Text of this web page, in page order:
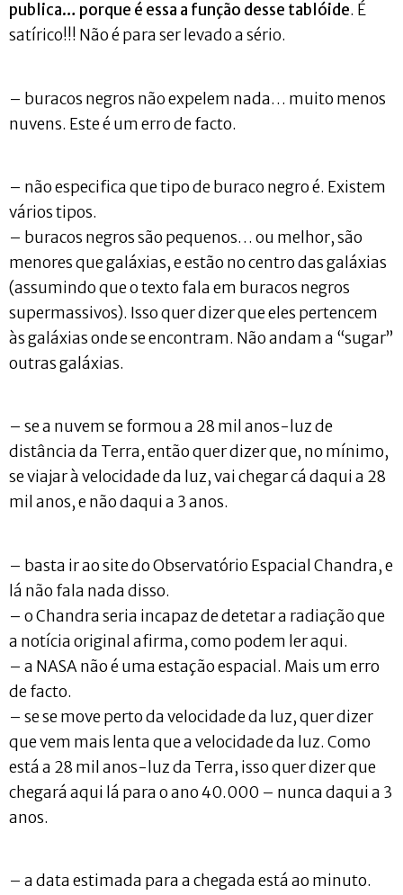
publica… porque é essa a função desse tablóide. É
satírico!!! Não é para ser levado a sério.
– buracos negros não expelem nada… muito menos
nuvens. Este é um erro de facto.
– não especifica que tipo de buraco negro é. Existem
vários tipos.
– buracos negros são pequenos… ou melhor, são
menores que galáxias, e estão no centro das galáxias
(assumindo que o texto fala em buracos negros
supermassivos). Isso quer dizer que eles pertencem
às galáxias onde se encontram. Não andam a “sugar”
outras galáxias.
– se a nuvem se formou a 28 mil anos-luz de
distância da Terra, então quer dizer que, no mínimo,
se viajar à velocidade da luz, vai chegar cá daqui a 28
mil anos, e não daqui a 3 anos.
– basta ir ao site do Observatório Espacial Chandra, e
lá não fala nada disso.
– o Chandra seria incapaz de detetar a radiação que
a notícia original afirma, como podem ler aqui.
– a NASA não é uma estação espacial. Mais um erro
de facto.
– se se move perto da velocidade da luz, quer dizer
que vem mais lenta que a velocidade da luz. Como
está a 28 mil anos-luz da Terra, isso quer dizer que
chegará aqui lá para o ano 40.000 – nunca daqui a 3
anos.
– a data estimada para a chegada está ao minuto.